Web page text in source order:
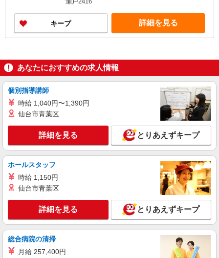
せください！ ◎20代〜50代を中心に幅広い年代の
方が活躍中！
キープ 詳細を見る
あなたにおすすめの求人情報
個別指導講師
時給 1,040円〜1,390円
仙台市青葉区
詳細を見る とりあえずキープ
ホールスタッフ
時給 1,150円
仙台市青葉区
詳細を見る とりあえずキープ
総合病院の清掃
月給 257,400円